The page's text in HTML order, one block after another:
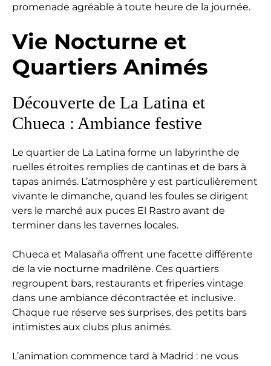
promenade agréable à toute heure de la journée.
Vie Nocturne et
Quartiers Animés
Découverte de La Latina et
Chueca : Ambiance festive
Le quartier de La Latina forme un labyrinthe de
ruelles étroites remplies de cantinas et de bars à
tapas animés. L’atmosphère y est particulièrement
vivante le dimanche, quand les foules se dirigent
vers le marché aux puces El Rastro avant de
terminer dans les tavernes locales.
Chueca et Malasaña offrent une facette différente
de la vie nocturne madrilène. Ces quartiers
regroupent bars, restaurants et friperies vintage
dans une ambiance décontractée et inclusive.
Chaque rue réserve ses surprises, des petits bars
intimistes aux clubs plus animés.
L’animation commence tard à Madrid : ne vous